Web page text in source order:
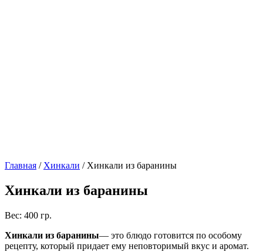
Главная / Хинкали / Хинкали из баранины
Хинкали из баранины
Вес: 400 гр.
Хинкали из баранины— это блюдо готовится по особому
рецепту, который придает ему неповторимый вкус и аромат.